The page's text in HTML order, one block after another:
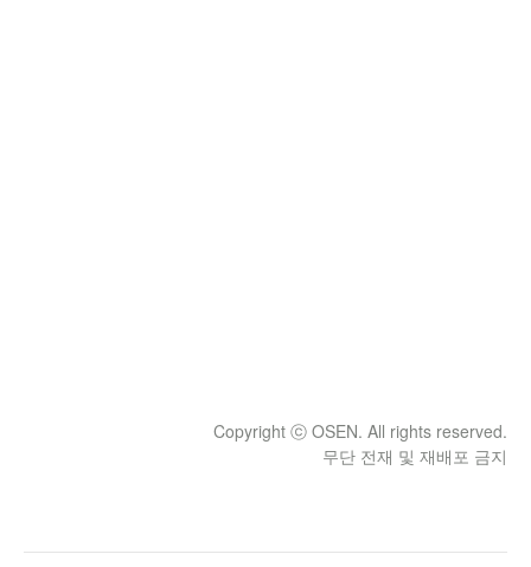
Copyright ⓒ OSEN. All rights reserved.
무단 전재 및 재배포 금지